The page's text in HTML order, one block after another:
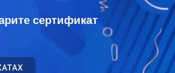
сертификат